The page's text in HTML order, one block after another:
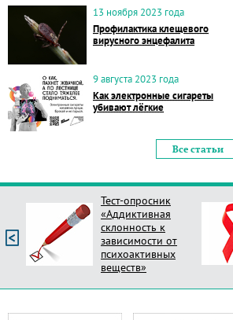
13 ноября 2023 года
Профилактика клещевого
вирусного энцефалита
9 августа 2023 года
Как электронные сигареты
убивают лёгкие
Все статьи
Тест-опросник
«Аддиктивная
склонность к
зависимости от
психоактивных
веществ»